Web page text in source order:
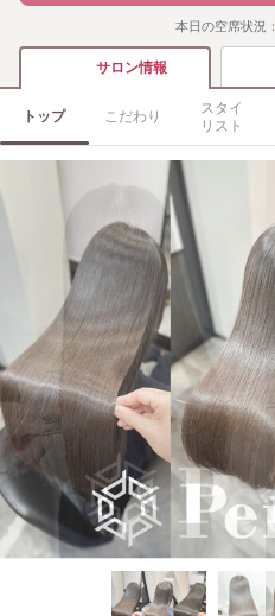
本日の空席状況：
サロン情報
トップ こだわり
スタイ
リスト